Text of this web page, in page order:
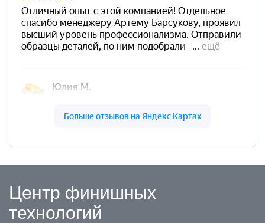
Центр финишных
технологий